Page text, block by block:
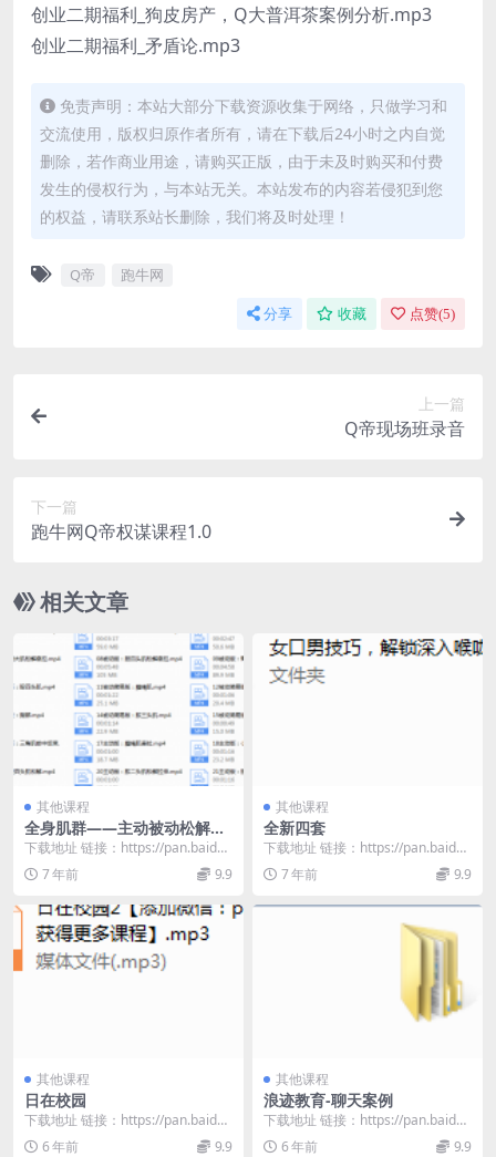
创业二期福利_狗皮房产，Q大普洱茶案例分析.mp3
创业二期福利_矛盾论.mp3
免责声明：本站大部分下载资源收集于网络，只做学习和
交流使用，版权归原作者所有，请在下载后24小时之内自觉
删除，若作商业用途，请购买正版，由于未及时购买和付费
发生的侵权行为，与本站无关。本站发布的内容若侵犯到您
的权益，请联系站长删除，我们将及时处理！
Q帝 跑牛网
分享 收藏 点赞(5)
上一篇
Q帝现场班录音
下一篇
跑牛网Q帝权谋课程1.0
相关文章
其他课程
全身肌群——主动被动松解拉
伸 更新至22期
下载地址 链接：https://pan.baidu.
com/s/1nfCbW5l...
7 年前 9.9
其他课程
全新四套
下载地址 链接：https://pan.baidu.
com/s/1_txKrg5...
7 年前 9.9
其他课程
日在校园
下载地址 链接：https://pan.baidu.
com/s/1PPH_tnQ...
6 年前 9.9
其他课程
浪迹教育-聊天案例
下载地址 链接：https://pan.baidu.
com/s/1bU6jR8U...
6 年前 9.9